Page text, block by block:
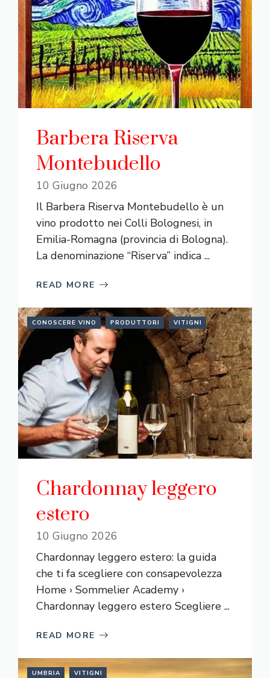
Barbera Riserva
Montebudello
10 Giugno 2026
Il Barbera Riserva Montebudello è un
vino prodotto nei Colli Bolognesi, in
Emilia-Romagna (provincia di Bologna).
La denominazione “Riserva” indica ...
READ MORE
CONOSCERE VINO PRODUTTORI VITIGNI
Chardonnay leggero
estero
10 Giugno 2026
Chardonnay leggero estero: la guida
che ti fa scegliere con consapevolezza
Home › Sommelier Academy ›
Chardonnay leggero estero Scegliere ...
READ MORE
UMBRIA VITIGNI